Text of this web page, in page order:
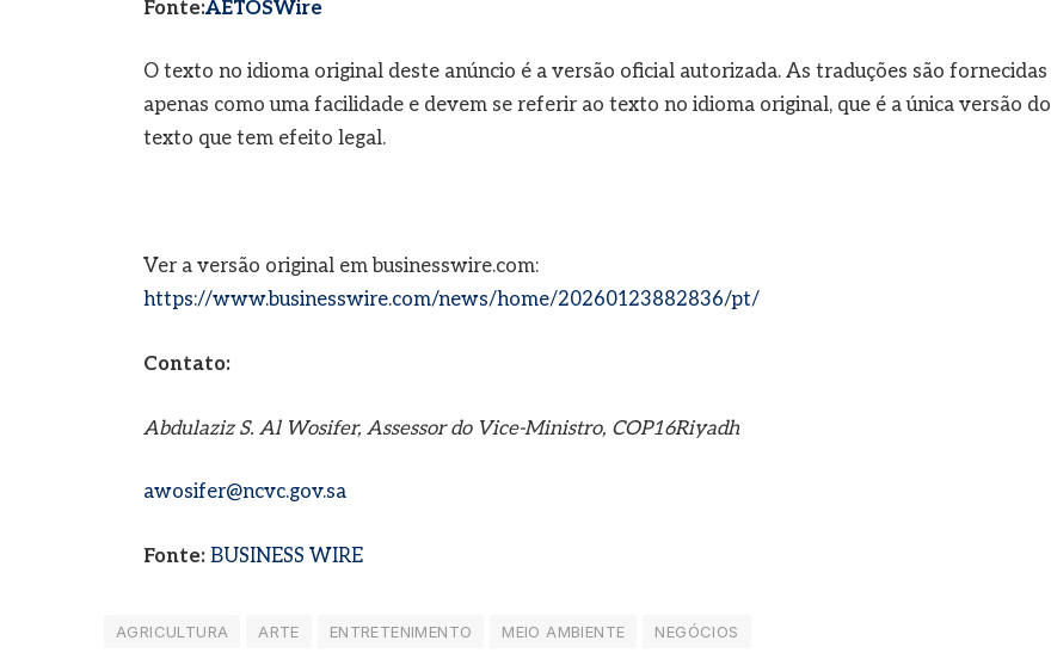
Fonte:AETOSWire
O texto no idioma original deste anúncio é a versão oficial autorizada. As traduções são fornecidas
apenas como uma facilidade e devem se referir ao texto no idioma original, que é a única versão do
texto que tem efeito legal.
Ver a versão original em businesswire.com:
https://www.businesswire.com/news/home/20260123882836/pt/
Contato:
Abdulaziz S. Al Wosifer, Assessor do Vice-Ministro, COP16Riyadh
awosifer@ncvc.gov.sa
Fonte: BUSINESS WIRE
AGRICULTURA ARTE ENTRETENIMENTO MEIO AMBIENTE NEGÓCIOS